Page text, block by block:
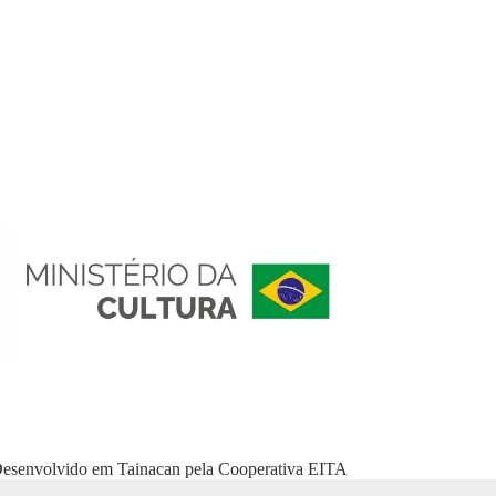
em Tainacan pela Cooperativa EITA